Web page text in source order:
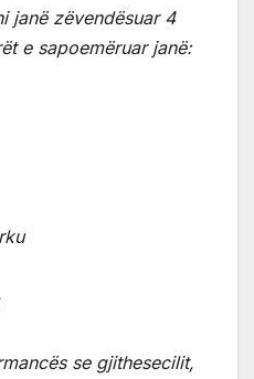
janë zëvendësuar 4
e sapoemëruar janë:
se gjithesecilit,